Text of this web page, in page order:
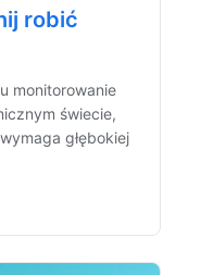
robić
monitorowanie
świecie,
głębokiej